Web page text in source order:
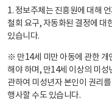
1. 정보주체는 진흥원에 대해
철회 요구, 자동화된 결정에 대
있습니다.
※ 만14세 미만 아동에 관한 개
해야 하며, 만14세 이상의 미성
관하여 미성년자 본인이 권리
행사할 수도 있습니다.